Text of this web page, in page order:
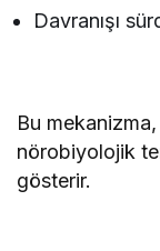
Davranışı
Bu mekanizma,
nörobiyolojik
gösterir.